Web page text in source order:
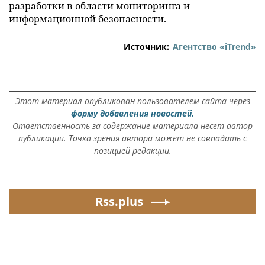
разработки в области мониторинга и
информационной безопасности.
Источник: Агентство «iTrend»
Этот материал опубликован пользователем сайта через
форму добавления новостей.
Ответственность за содержание материала несет автор
публикации. Точка зрения автора может не совпадать с
позицией редакции.
Rss.plus